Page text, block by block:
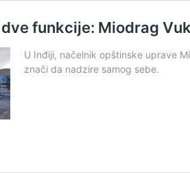
funkcije: Miodrag
U Inđiji, načelnik opštinske uprave
znači da nadzire samog sebe.